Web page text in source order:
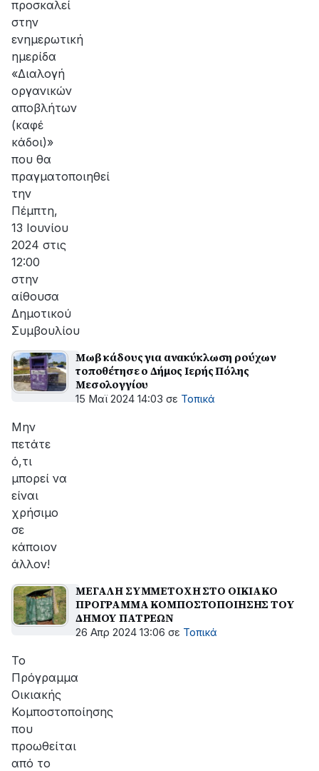
προσκαλεί
στην
ενημερωτική
ημερίδα
«Διαλογή
οργανικών
αποβλήτων
(καφέ
κάδοι)»
που θα
πραγματοποιηθεί
την
Πέμπτη,
13 Ιουνίου
2024 στις
12:00
στην
αίθουσα
Δημοτικού
Συμβουλίου
Μωβ κάδους για ανακύκλωση ρούχων
τοποθέτησε ο Δήμος Ιερής Πόλης
Μεσολογγίου
15 Μαϊ 2024 14:03 σε Τοπικά
Μην
πετάτε
ό,τι
μπορεί να
είναι
χρήσιμο
σε
κάποιον
άλλον!
ΜΕΓΑΛΗ ΣΥΜΜΕΤΟΧΗ ΣΤΟ ΟΙΚΙΑΚΟ
ΠΡΟΓΡΑΜΜΑ ΚΟΜΠΟΣΤΟΠΟΙΗΣΗΣ ΤΟΥ
ΔΗΜΟΥ ΠΑΤΡΕΩΝ
26 Απρ 2024 13:06 σε Τοπικά
Το
Πρόγραμμα
Οικιακής
Κομποστοποίησης
που
προωθείται
από το